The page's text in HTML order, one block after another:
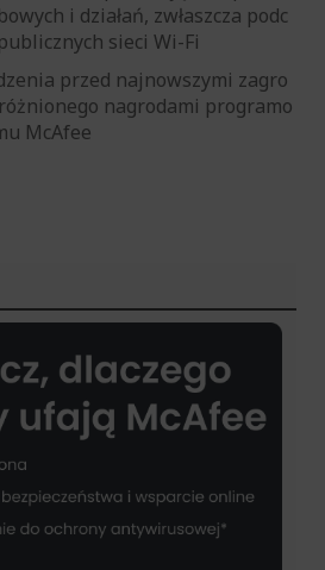
i działań, zwłaszcza podc
sieci Wi-Fi
przed najnowszymi zagro
nagrodami programo
McAfee